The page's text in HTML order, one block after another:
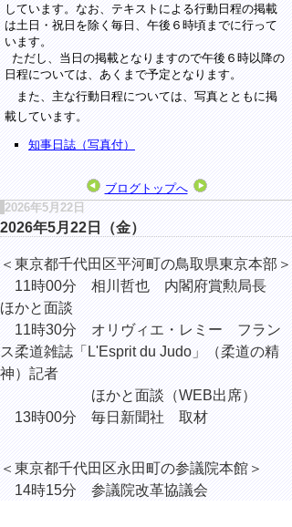
しています。なお、テキストによる行動日程の掲載
は土日・祝日を除く毎日、午後６時頃までに行って
います。
ただし、当日の掲載となりますので午後６時以降の
日程については、あくまで予定となります。
また、主な行動日程については、写真とともに掲
載しています。
知事日誌（写真付）
ブログトップへ
2026年5月22日
2026年5月22日（金）
＜東京都千代田区平河町の鳥取県東京本部＞
11時00分 相川哲也 内閣府賞勲局長
ほかと面談
11時30分 オリヴィエ・レミー フラン
ス柔道雑誌「L'Esprit du Judo」（柔道の精
神）記者
ほかと面談（WEB出席）
13時00分 毎日新聞社 取材
＜東京都千代田区永田町の参議院本館＞
14時15分 参議院改革協議会